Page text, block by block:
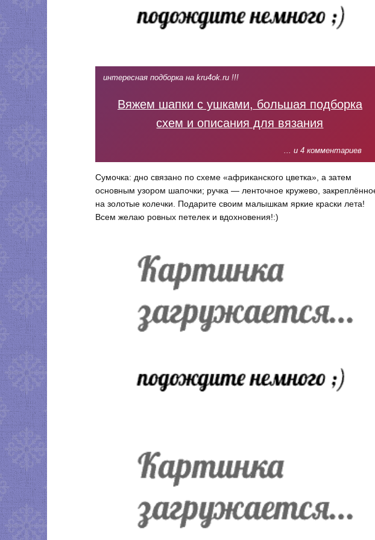
интересная подборка на kru4ok.ru !!!
Вяжем шапки с ушками, большая подборка
схем и описания для вязания
... и 4 комментариев
Сумочка: дно связано по схеме «африканского цветка», а затем
основным узором шапочки; ручка — ленточное кружево,
на золотые колечки. Подарите своим малышкам яркие краски лета!
Всем желаю ровных петелек и вдохновения!:)